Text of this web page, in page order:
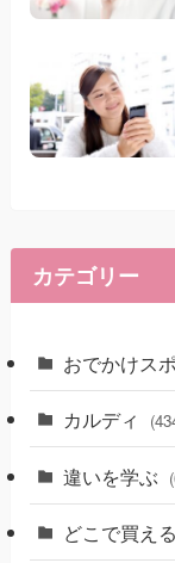
カテゴリー
おでかけス
カルディ
違いを学ぶ
どこで買え